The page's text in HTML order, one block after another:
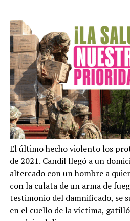
El último hecho violento los
de 2021. Candil llegó a un
altercado con un hombre a
con la culata de un arma de
testimonio del damnificado, se
en el cuello de la víctima,